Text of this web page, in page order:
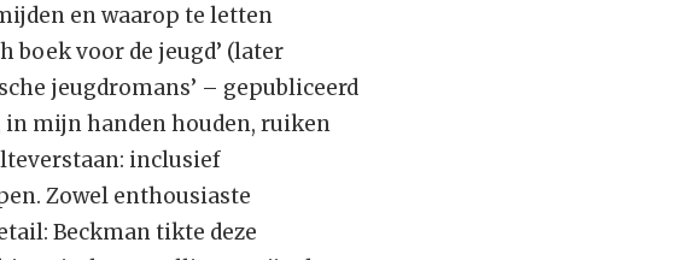
en waarop te letten
boek voor de jeugd’ (later
jeugdromans’ – gepubliceerd
in mijn handen houden, ruiken
inclusief
Zowel enthousiaste
Beckman tikte deze